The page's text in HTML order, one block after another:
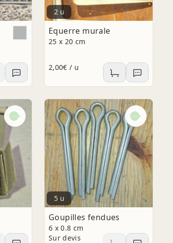
2 u
Equerre murale
25 x 20 cm
2,00€ / u
5 u
Goupilles fendues
6 x 0.8 cm
Sur devis